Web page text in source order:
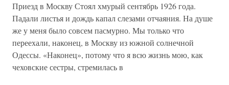
Приезд в Москву Стоял хмурый сентябрь 1926 года.
Падали листья и дождь капал слезами отчаяния. На душе
же у меня было совсем пасмурно. Мы только что
переехали, наконец, в Москву из южной солнечной
Одессы. «Наконец», потому что я всю жизнь мою, как
чеховские сестры, стремилась в